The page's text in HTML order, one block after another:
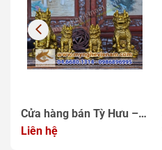
Cửa hàng bán Tỳ Hưu –
con vật linh thiêng Số
Liên hệ